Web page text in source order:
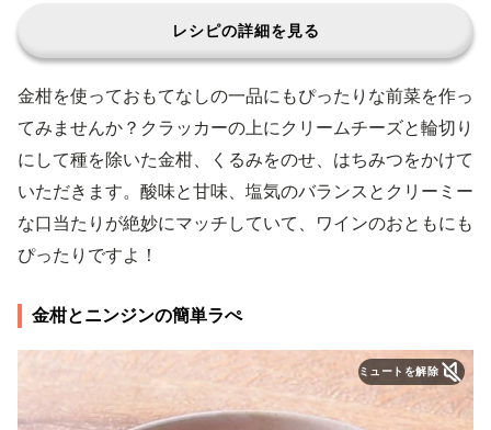
レシピの詳細を見る
金柑を使っておもてなしの一品にもぴったりな前菜を作っ
てみませんか？クラッカーの上にクリームチーズと輪切り
にして種を除いた金柑、くるみをのせ、はちみつをかけて
いただきます。酸味と甘味、塩気のバランスとクリーミー
な口当たりが絶妙にマッチしていて、ワインのおともにも
ぴったりですよ！
金柑とニンジンの簡単ラぺ
ミュートを解除